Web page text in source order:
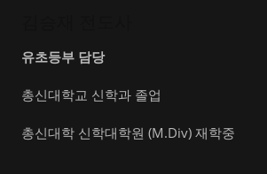
유초등부 담당
총신대학교 신학과 졸업
총신대학 신학대학원 (M.Div) 재학중